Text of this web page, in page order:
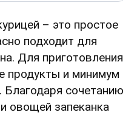
– это простое
подходит для
Для приготовления
продукты и минимум
Благодаря сочетанию
овощей запеканка